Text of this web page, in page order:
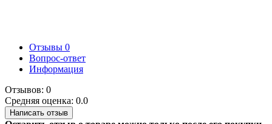
Отзывы 0
Вопрос-ответ
Информация
Отзывов: 0
Средняя оценка: 0.0
Написать отзыв